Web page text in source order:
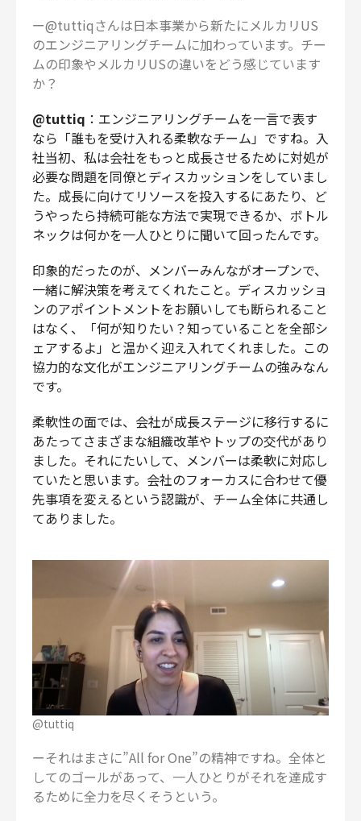
ー@tuttiqさんは日本事業から新たにメルカリUS
のエンジニアリングチームに加わっています。チー
ムの印象やメルカリUSの違いをどう感じています
か？
@tuttiq ：エンジニアリングチームを一言で表す
なら「誰もを受け入れる柔軟なチーム」ですね。入
社当初、私は会社をもっと成長させるために対処が
必要な問題を同僚とディスカッションをしていまし
た。成長に向けてリソースを投入するにあたり、ど
うやったら持続可能な方法で実現できるか、ボトル
ネックは何かを一人ひとりに聞いて回ったんです。
印象的だったのが、メンバーみんながオープンで、
一緒に解決策を考えてくれたこと。ディスカッショ
ンのアポイントメントをお願いしても断られること
はなく、「何が知りたい？知っていることを全部シ
ェアするよ」と温かく迎え入れてくれました。この
協力的な文化がエンジニアリングチームの強みなん
です。
柔軟性の面では、会社が成長ステージに移行するに
あたってさまざまな組織改革やトップの交代があり
ました。それにたいして、メンバーは柔軟に対応し
ていたと思います。会社のフォーカスに合わせて優
先事項を変えるという認識が、チーム全体に共通し
てありました。
@tuttiq
ーそれはまさに”All for One”の精神ですね。全体と
してのゴールがあって、一人ひとりがそれを達成す
るために全力を尽くそうという。